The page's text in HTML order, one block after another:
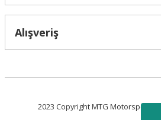
Alışveriş
2023 Copyright MTG Motorsport -